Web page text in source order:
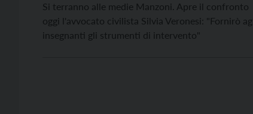
Si terranno alle medie Manzoni. Apre il confronto
oggi l'avvocato civilista Silvia Veronesi: "Fornirò agli
insegnanti gli strumenti di intervento"